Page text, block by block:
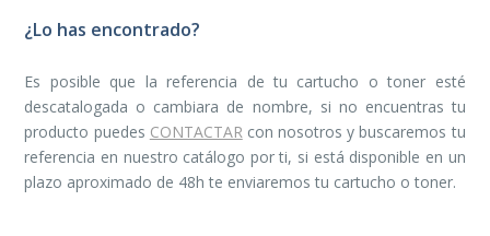
¿Lo has encontrado?
Es posible que la referencia de tu cartucho o toner esté
descatalogada o cambiara de nombre, si no encuentras tu
producto puedes CONTACTARcon nosotros y buscaremos tu
referencia en nuestro catálogo por ti, si está disponible en un
plazo aproximado de 48h te enviaremos tu cartucho o toner.